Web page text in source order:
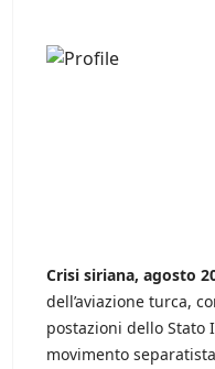
Crisi siriana, agosto
dell’aviazione turca,
postazioni dello Stato
movimento